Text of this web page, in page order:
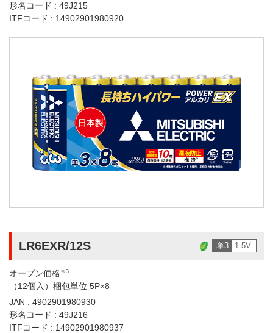
形名コード : 49J215
ITFコード : 14902901980920
LR6EXR/12S 単3 1.5V
オープン価格※3
（12個入）梱包単位 5P×8
JAN : 4902901980930
形名コード : 49J216
ITFコード : 14902901980937